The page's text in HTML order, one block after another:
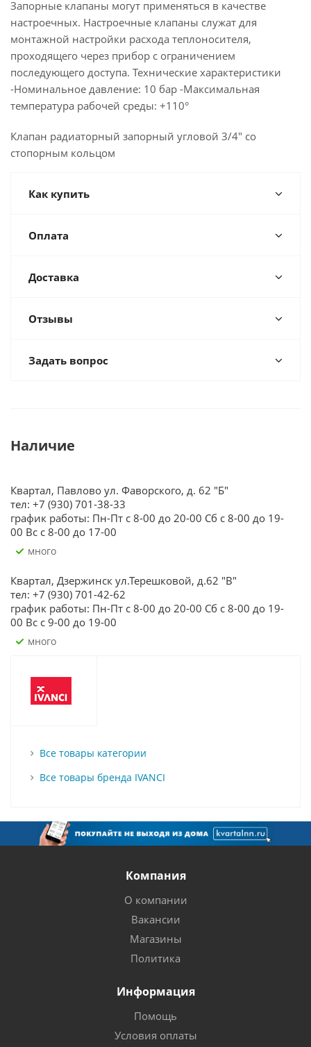
Запорные клапаны могут применяться в качестве
настроечных. Настроечные клапаны служат для
монтажной настройки расхода теплоносителя,
проходящего через прибор с ограничением
последующего доступа. Технические характеристики
-Номинальное давление: 10 бар -Максимальная
температура рабочей среды: +110°
Клапан радиаторный запорный угловой 3/4" со
стопорным кольцом
Как купить
Оплата
Доставка
Отзывы
Задать вопрос
Наличие
Квартал, Павлово ул. Фаворского, д. 62 "Б"
тел: +7 (930) 701-38-33
график работы: Пн-Пт с 8-00 до 20-00 Сб с 8-00 до 19-
00 Вс с 8-00 до 17-00
Много
Квартал, Дзержинск ул.Терешковой, д.62 "В"
тел: +7 (930) 701-42-62
график работы: Пн-Пт с 8-00 до 20-00 Сб с 8-00 до 19-
00 Вс с 9-00 до 19-00
Много
Все товары категории
Все товары бренда IVANCI
Компания
О компании
Вакансии
Магазины
Политика
Информация
Помощь
Условия оплаты